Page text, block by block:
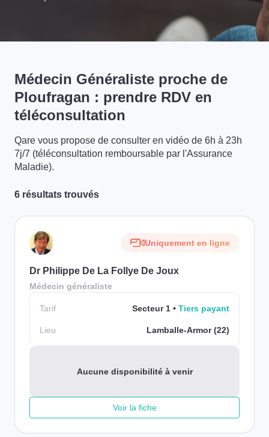
Médecin Généraliste proche de
Ploufragan : prendre RDV en
téléconsultation
Qare vous propose de consulter en vidéo de 6h à 23h
7j/7 (téléconsultation remboursable par l'Assurance
Maladie).
6 résultats trouvés
Uniquement en ligne
Dr Philippe De La Follye De Joux
Médecin généraliste
Tarif Secteur 1 Tiers payant
Lieu Lamballe-Armor (22)
Aucune disponibilité à venir
Voir la fiche